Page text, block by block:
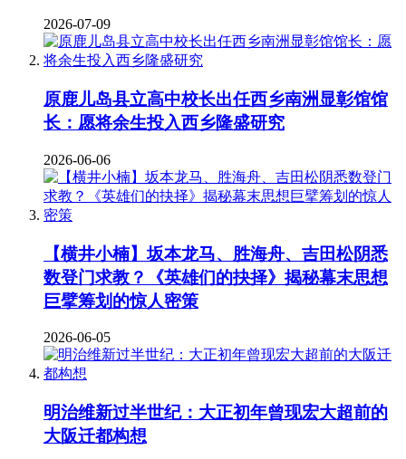
2026-07-09
原鹿儿岛县立高中校长出任西乡南洲显彰馆馆
长：愿将余生投入西乡隆盛研究
2026-06-06
【横井小楠】坂本龙马、胜海舟、吉田松阴悉
数登门求教？《英雄们的抉择》揭秘幕末思想
巨擘筹划的惊人密策
2026-06-05
明治维新过半世纪：大正初年曾现宏大超前的
大阪迁都构想